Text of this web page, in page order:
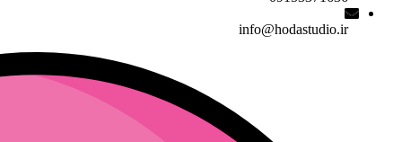
info@hodastudio.ir